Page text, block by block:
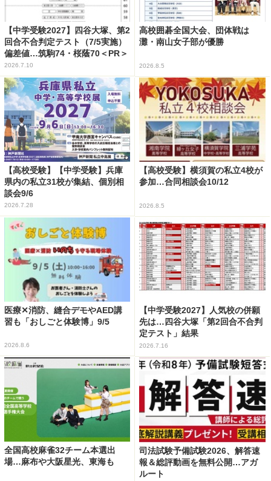
【中学受験2027】四谷大塚、第2
回合不合判定テスト（7/5実施）
偏差値…筑駒74・桜蔭70＜PR＞
2026.7.10
高校囲碁全国大会、団体戦は
灘・南山女子部が優勝
2026.8.5
【高校受験】【中学受験】兵庫
県内の私立31校が集結、個別相
談会9/6
2026.7.28
【高校受験】横須賀の私立4校が
参加…合同相談会10/12
2026.8.5
医療✕消防、縫合デモやAED講
習も「おしごと体験博」9/5
2026.8.6
【中学受験2027】人気校の併願
先は…四谷大塚「第2回合不合判
定テスト」結果
2026.7.16
全国高校麻雀32チーム本選出
場…麻布や大阪星光、東海も
司法試験予備試験2026、解答速
報＆総評動画を無料公開…アガ
ルート